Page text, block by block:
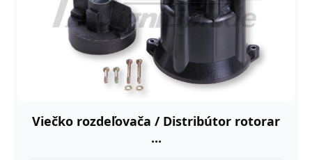
Viečko rozdeľovača / Distribútor rotorar
...